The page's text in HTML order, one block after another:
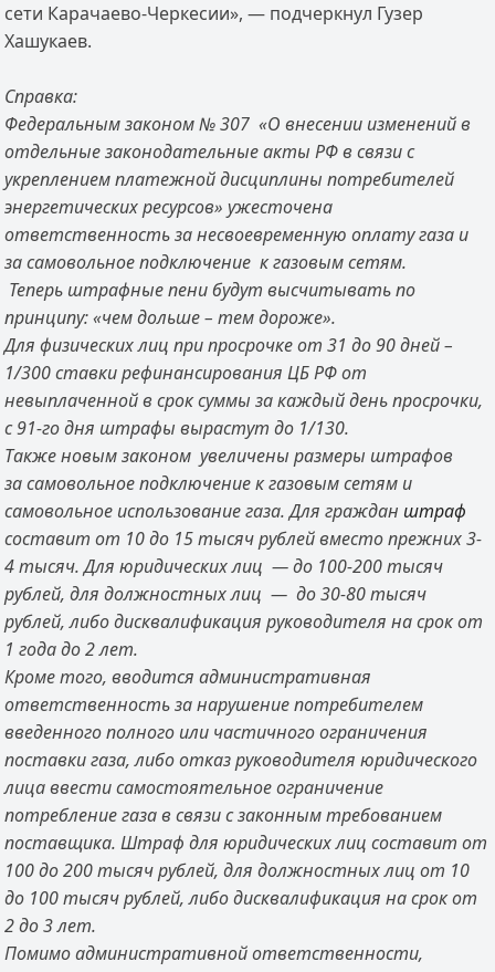
сети Карачаево-Черкесии», — подчеркнул Гузер
Хашукаев.
Справка:
Федеральным законом № 307 «О внесении изменений в
отдельные законодательные акты РФ в связи с
укреплением платежной дисциплины потребителей
энергетических ресурсов» ужесточена
ответственность за несвоевременную оплату газа и
за самовольное подключение к газовым сетям.
Теперь штрафные пени будут высчитывать по
принципу: «чем дольше – тем дороже».
Для физических лиц при просрочке от 31 до 90 дней –
1/300 ставки рефинансирования ЦБ РФ от
невыплаченной в срок суммы за каждый день просрочки,
с 91-го дня штрафы вырастут до 1/130.
Также новым законом увеличены размеры штрафов
за самовольное подключение к газовым сетям и
самовольное использование газа. Для граждан штраф
составит от 10 до 15 тысяч рублей вместо прежних 3-
4 тысяч. Для юридических лиц — до 100-200 тысяч
рублей, для должностных лиц — до 30-80 тысяч
рублей, либо дисквалификация руководителя на срок от
1 года до 2 лет.
Кроме того, вводится административная
ответственность за нарушение потребителем
введенного полного или частичного ограничения
поставки газа, либо отказ руководителя юридического
лица ввести самостоятельное ограничение
потребление газа в связи с законным требованием
поставщика. Штраф для юридических лиц составит от
100 до 200 тысяч рублей, для должностных лиц от 10
до 100 тысяч рублей, либо дисквалификация на срок от
2 до 3 лет.
Помимо административной ответственности,